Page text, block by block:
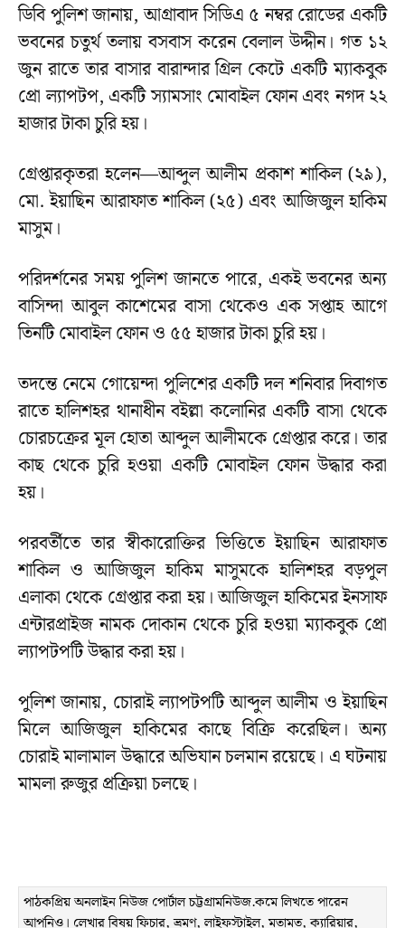
ডিবি পুলিশ জানায়, আগ্রাবাদ সিডিএ ৫ নম্বর রোডের একটি
ভবনের চতুর্থ তলায় বসবাস করেন বেলাল উদ্দীন। গত ১২
জুন রাতে তার বাসার বারান্দার গ্রিল কেটে একটি ম্যাকবুক
প্রো ল্যাপটপ, একটি স্যামসাং মোবাইল ফোন এবং নগদ ২২
হাজার টাকা চুরি হয়।
গ্রেপ্তারকৃতরা হলেন—আব্দুল আলীম প্রকাশ শাকিল (২৯),
মো. ইয়াছিন আরাফাত শাকিল (২৫) এবং আজিজুল হাকিম
মাসুম।
পরিদর্শনের সময় পুলিশ জানতে পারে, একই ভবনের অন্য
বাসিন্দা আবুল কাশেমের বাসা থেকেও এক সপ্তাহ আগে
তিনটি মোবাইল ফোন ও ৫৫ হাজার টাকা চুরি হয়।
তদন্তে নেমে গোয়েন্দা পুলিশের একটি দল শনিবার দিবাগত
রাতে হালিশহর থানাধীন বইল্লা কলোনির একটি বাসা থেকে
চোরচক্রের মূল হোতা আব্দুল আলীমকে গ্রেপ্তার করে। তার
কাছ থেকে চুরি হওয়া একটি মোবাইল ফোন উদ্ধার করা
হয়।
পরবর্তীতে তার স্বীকারোক্তির ভিত্তিতে ইয়াছিন আরাফাত
শাকিল ও আজিজুল হাকিম মাসুমকে হালিশহর বড়পুল
এলাকা থেকে গ্রেপ্তার করা হয়। আজিজুল হাকিমের ইনসাফ
এন্টারপ্রাইজ নামক দোকান থেকে চুরি হওয়া ম্যাকবুক প্রো
ল্যাপটপটি উদ্ধার করা হয়।
পুলিশ জানায়, চোরাই ল্যাপটপটি আব্দুল আলীম ও ইয়াছিন
মিলে আজিজুল হাকিমের কাছে বিক্রি করেছিল। অন্য
চোরাই মালামাল উদ্ধারে অভিযান চলমান রয়েছে। এ ঘটনায়
মামলা রুজুর প্রক্রিয়া চলছে।
পাঠকপ্রিয় অনলাইন নিউজ পোর্টাল চট্টগ্রামনিউজ.কমে লিখতে পারেন